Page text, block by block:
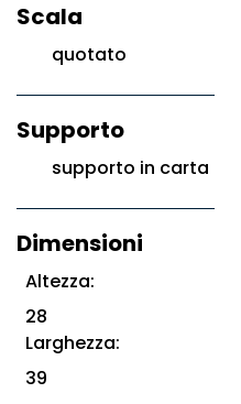
Scala
quotato
Supporto
supporto in carta
Dimensioni
Altezza:
28
Larghezza:
39